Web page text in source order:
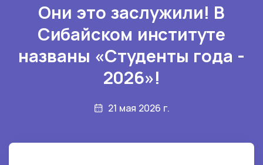
Они это заслужили! В
Сибайском институте
названы «Студенты года -
2026»!
21 мая 2026 г.